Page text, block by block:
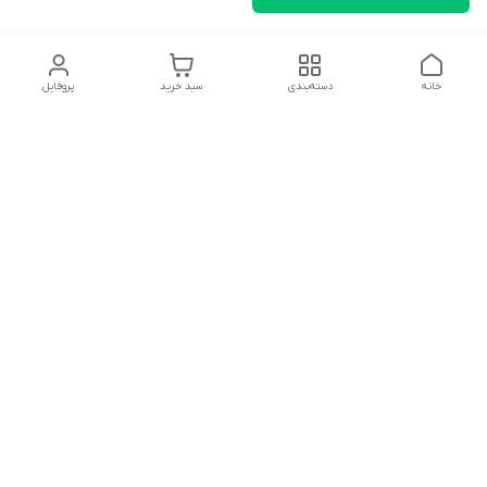
پروفایل سبد خرید دسته‌بندی خانه